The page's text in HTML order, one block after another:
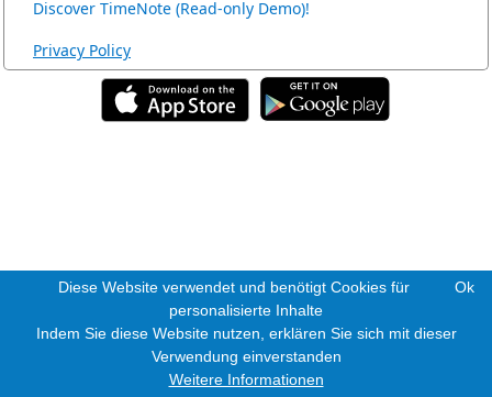
Discover TimeNote (Read-only Demo)!
Privacy Policy
Ok
Diese Website verwendet und benötigt Cookies für
personalisierte Inhalte
Indem Sie diese Website nutzen, erklären Sie sich mit dieser
Verwendung einverstanden
Weitere Informationen